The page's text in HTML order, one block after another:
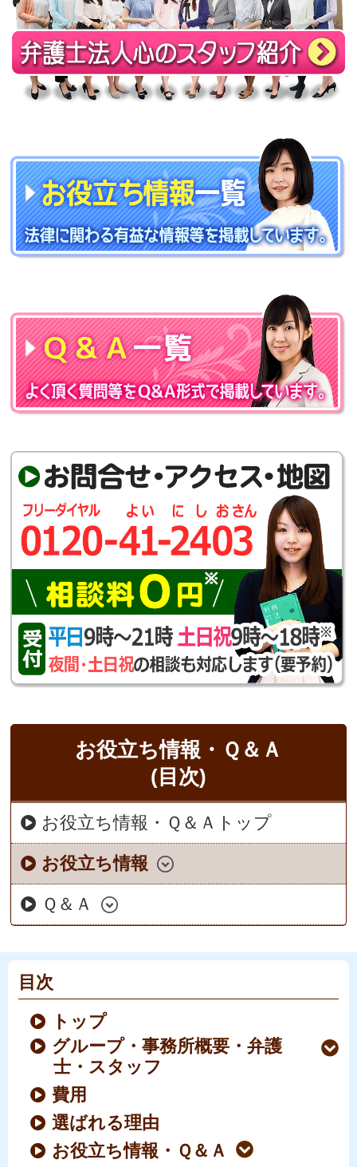
お役立ち情報・Ｑ＆Ａ
(目次)
お役立ち情報・Ｑ＆Ａトップ
お役立ち情報
Ｑ＆Ａ
目次
トップ
グループ・事務所概要・弁護
士・スタッフ
費用
選ばれる理由
お役立ち情報・Ｑ＆Ａ